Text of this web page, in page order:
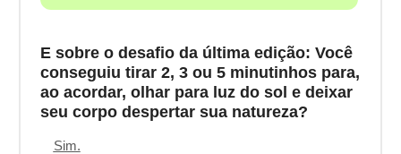
E sobre o desafio da última edição: Você
conseguiu tirar 2, 3 ou 5 minutinhos para,
ao acordar, olhar para luz do sol e deixar
seu corpo despertar sua natureza?
Sim.